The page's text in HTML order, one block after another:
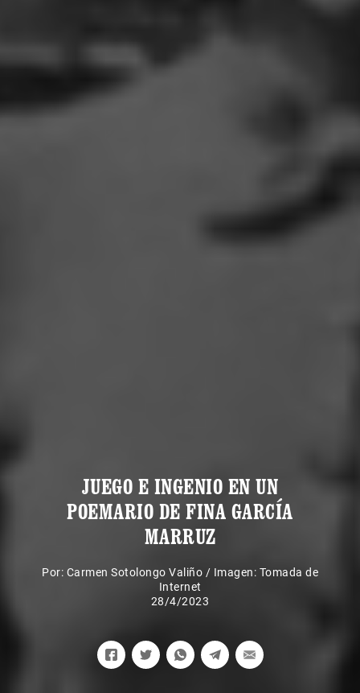
JUEGO E INGENIO EN UN
POEMARIO DE FINA GARCÍA
MARRUZ
Por: Carmen Sotolongo Valiño / Imagen: Tomada de
Internet
28/4/2023